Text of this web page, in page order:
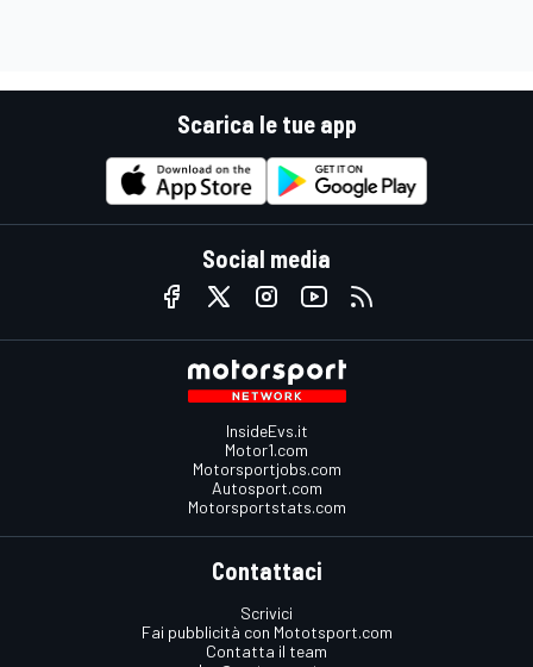
Scarica le tue app
Social media
InsideEvs.it
Motor1.com
Motorsportjobs.com
Autosport.com
Motorsportstats.com
Contattaci
Scrivici
Fai pubblicità con Mototsport.com
Contatta il team